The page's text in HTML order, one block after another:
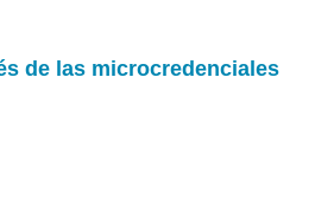
de las microcredenciales